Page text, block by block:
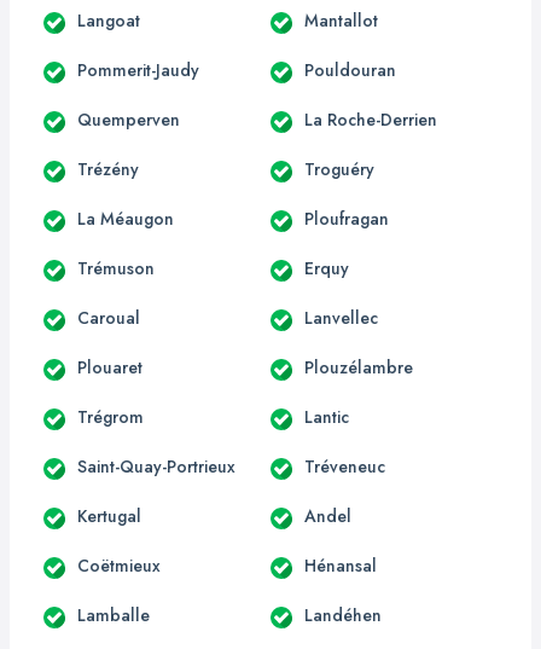
Langoat Mantallot
Pommerit-Jaudy Pouldouran
Quemperven La Roche-Derrien
Trézény Troguéry
La Méaugon Ploufragan
Trémuson Erquy
Caroual Lanvellec
Plouaret Plouzélambre
Trégrom Lantic
Saint-Quay-Portrieux Tréveneuc
Kertugal Andel
Coëtmieux Hénansal
Lamballe Landéhen